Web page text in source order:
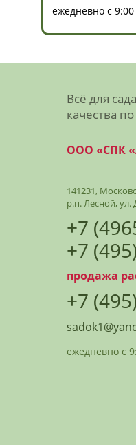
ежедневно с
Всё для
качества
ООО «СПК
141231,
р.п. Лесной, ул.
+7
+7
продажа
+7
ежедневно с